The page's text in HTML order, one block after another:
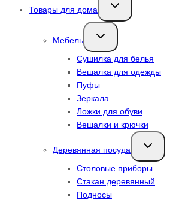
Товары для дома
дочернее
Мебель
Переключить
дочернее
Сушилка для белья
Вешалка для одежды
Пуфы
Зеркала
Ложки для обуви
Вешалки и крючки
Деревянная посуда
Переключить
дочернее
Столовые приборы
Стакан деревянный
Подносы